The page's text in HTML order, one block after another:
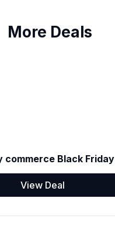
More Deals
commerce Black Friday
View Deal